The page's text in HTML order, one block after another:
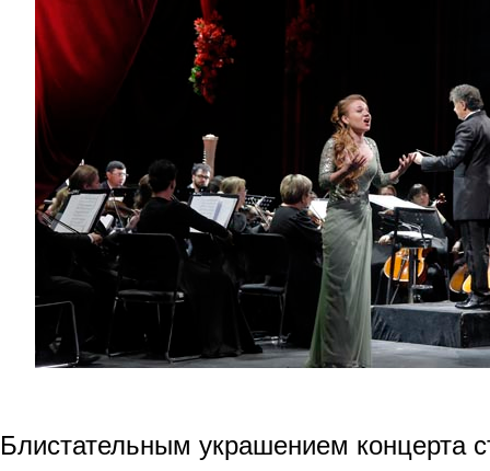
Блистательным украшением концерта